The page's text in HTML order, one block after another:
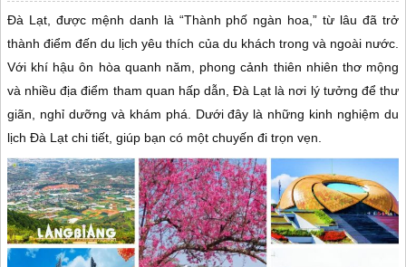
Đà Lạt, được mệnh danh là “Thành phố ngàn hoa,” từ lâu đã trở
thành điểm đến du lịch yêu thích của du khách trong và ngoài nước.
Với khí hậu ôn hòa quanh năm, phong cảnh thiên nhiên thơ mộng
và nhiều địa điểm tham quan hấp dẫn, Đà Lạt là nơi lý tưởng để thư
giãn, nghỉ dưỡng và khám phá. Dưới đây là những kinh nghiệm du
lịch Đà Lạt chi tiết, giúp bạn có một chuyến đi trọn vẹn.